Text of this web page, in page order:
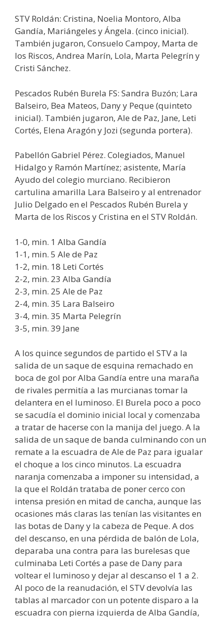
STV Roldán: Cristina, Noelia Montoro, Alba
Gandía, Mariángeles y Ángela. (cinco inicial).
También jugaron, Consuelo Campoy, Marta de
los Riscos, Andrea Marín, Lola, Marta Pelegrín y
Cristi Sánchez.
Pescados Rubén Burela FS: Sandra Buzón; Lara
Balseiro, Bea Mateos, Dany y Peque (quinteto
inicial). También jugaron, Ale de Paz, Jane, Leti
Cortés, Elena Aragón y Jozi (segunda portera).
Pabellón Gabriel Pérez. Colegiados, Manuel
Hidalgo y Ramón Martínez; asistente, María
Ayudo del colegio murciano. Recibieron
cartulina amarilla Lara Balseiro y al entrenador
Julio Delgado en el Pescados Rubén Burela y
Marta de los Riscos y Cristina en el STV Roldán.
1-0, min. 1 Alba Gandía
1-1, min. 5 Ale de Paz
1-2, min. 18 Leti Cortés
2-2, min. 23 Alba Gandía
2-3, min. 25 Ale de Paz
2-4, min. 35 Lara Balseiro
3-4, min. 35 Marta Pelegrín
3-5, min. 39 Jane
A los quince segundos de partido el STV a la
salida de un saque de esquina remachado en
boca de gol por Alba Gandía entre una maraña
de rivales permitía a las murcianas tomar la
delantera en el luminoso. El Burela poco a poco
se sacudía el dominio inicial local y comenzaba
a tratar de hacerse con la manija del juego. A la
salida de un saque de banda culminando con un
remate a la escuadra de Ale de Paz para igualar
el choque a los cinco minutos. La escuadra
naranja comenzaba a imponer su intensidad, a
la que el Roldán trataba de poner cerco con
intensa presión en mitad de cancha, aunque las
ocasiones más claras las tenían las visitantes en
las botas de Dany y la cabeza de Peque. A dos
del descanso, en una pérdida de balón de Lola,
deparaba una contra para las burelesas que
culminaba Leti Cortés a pase de Dany para
voltear el luminoso y dejar al descanso el 1 a 2.
Al poco de la reanudación, el STV devolvía las
tablas al marcador con un potente disparo a la
escuadra con pierna izquierda de Alba Gandía,